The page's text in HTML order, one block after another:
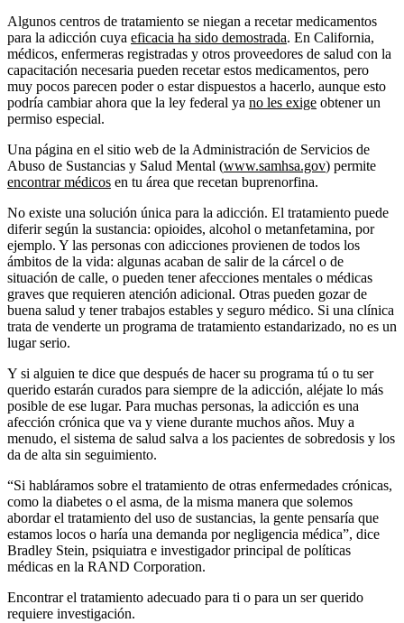
Algunos centros de tratamiento se niegan a recetar medicamentos
para la adicción cuya eficacia ha sido demostrada. En California,
médicos, enfermeras registradas y otros proveedores de salud con la
capacitación necesaria pueden recetar estos medicamentos, pero
muy pocos parecen poder o estar dispuestos a hacerlo, aunque esto
podría cambiar ahora que la ley federal ya no les exige obtener un
permiso especial.
Una página en el sitio web de la Administración de Servicios de
Abuso de Sustancias y Salud Mental (www.samhsa.gov) permite
encontrar médicos en tu área que recetan buprenorfina.
No existe una solución única para la adicción. El tratamiento puede
diferir según la sustancia: opioides, alcohol o metanfetamina, por
ejemplo. Y las personas con adicciones provienen de todos los
ámbitos de la vida: algunas acaban de salir de la cárcel o de
situación de calle, o pueden tener afecciones mentales o médicas
graves que requieren atención adicional. Otras pueden gozar de
buena salud y tener trabajos estables y seguro médico. Si una clínica
trata de venderte un programa de tratamiento estandarizado, no es un
lugar serio.
Y si alguien te dice que después de hacer su programa tú o tu ser
querido estarán curados para siempre de la adicción, aléjate lo más
posible de ese lugar. Para muchas personas, la adicción es una
afección crónica que va y viene durante muchos años. Muy a
menudo, el sistema de salud salva a los pacientes de sobredosis y los
da de alta sin seguimiento.
“Si habláramos sobre el tratamiento de otras enfermedades crónicas,
como la diabetes o el asma, de la misma manera que solemos
abordar el tratamiento del uso de sustancias, la gente pensaría que
estamos locos o haría una demanda por negligencia médica”, dice
Bradley Stein, psiquiatra e investigador principal de políticas
médicas en la RAND Corporation.
Encontrar el tratamiento adecuado para ti o para un ser querido
requiere investigación.